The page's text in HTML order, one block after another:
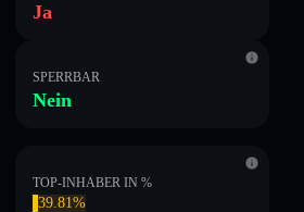
Ja
SPERRBAR
Nein
TOP-INHABER IN %
39.81%